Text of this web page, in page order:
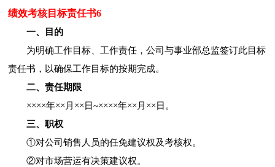
绩效考核目标责任书6
一、目的
为明确工作目标、工作责任，公司与事业部总监签订此目标
责任书，以确保工作目标的按期完成。
二、责任期限
××××年××月××日~××××年××月××日。
三、职权
①对公司销售人员的任免建议权及考核权。
②对市场营运有决策建议权。